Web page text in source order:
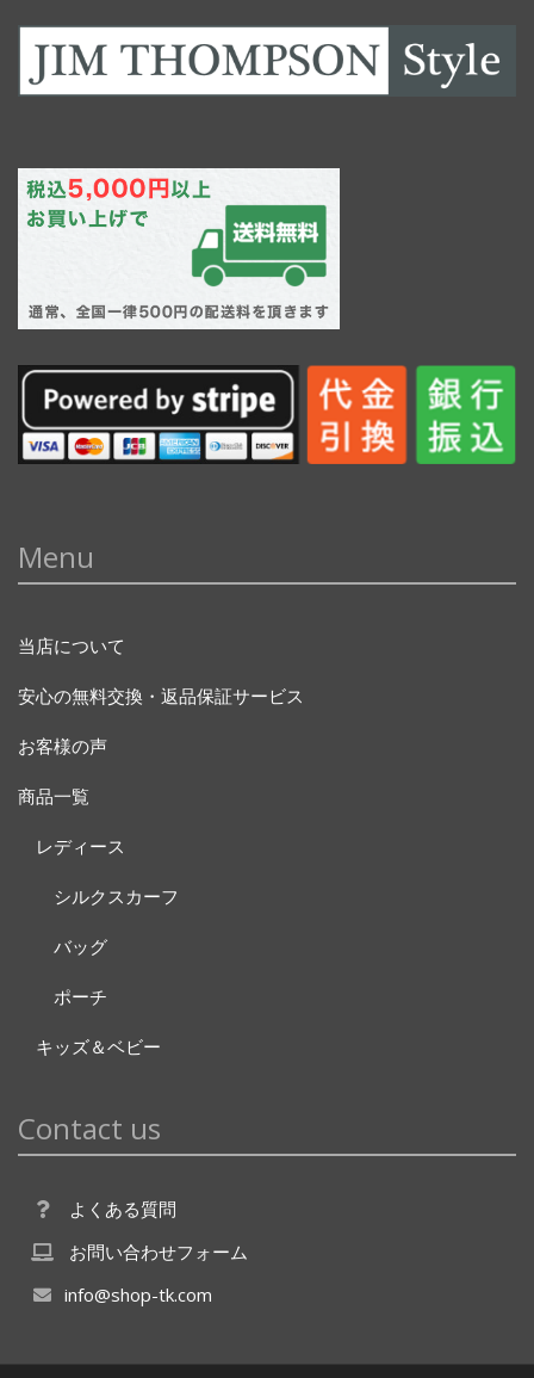
Menu
当店について
安心の無料交換・返品保証サービス
お客様の声
商品一覧
レディース
シルクスカーフ
バッグ
ポーチ
キッズ＆ベビー
Contact us
よくある質問
お問い合わせフォーム
info@shop-tk.com